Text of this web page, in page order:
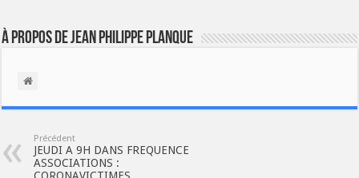
À propos de Jean Philippe Planque
Précédent
JEUDI A 9H DANS FREQUENCE
ASSOCIATIONS :